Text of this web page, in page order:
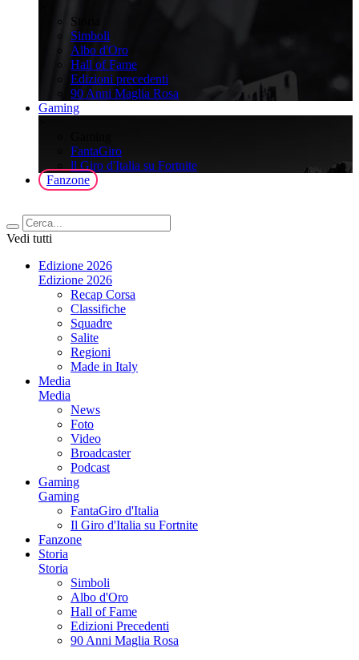
Storia
Simboli
Albo d'Oro
Hall of Fame
Edizioni precedenti
90 Anni Maglia Rosa
Gaming
FantaGiro
ll Giro d'Italia su Fortnite
Fanzone
Vedi tutti
Edizione 2026
Edizione 2026
Recap Corsa
Classifiche
Squadre
Salite
Regioni
Made in Italy
Media
Media
News
Foto
Video
Broadcaster
Podcast
Gaming
Gaming
FantaGiro d'Italia
Il Giro d'Italia su Fortnite
Fanzone
Storia
Storia
Simboli
Albo d'Oro
Hall of Fame
Edizioni Precedenti
90 Anni Maglia Rosa